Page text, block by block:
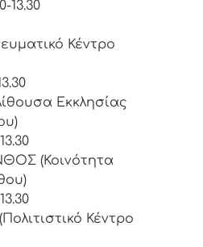
13.30
Κέντρο
Εκκλησίας
(Κοινότητα
Κέντρο